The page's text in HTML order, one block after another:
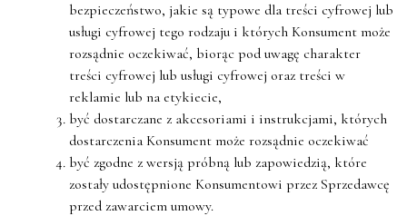
bezpieczeństwo, jakie są typowe dla treści cyfrowej lub
usługi cyfrowej tego rodzaju i których Konsument może
rozsądnie oczekiwać, biorąc pod uwagę charakter
treści cyfrowej lub usługi cyfrowej oraz treści w
reklamie lub na etykiecie,
być dostarczane z akcesoriami i instrukcjami, których
dostarczenia Konsument może rozsądnie oczekiwać
być zgodne z wersją próbną lub zapowiedzią, które
zostały udostępnione Konsumentowi przez Sprzedawcę
przed zawarciem umowy.